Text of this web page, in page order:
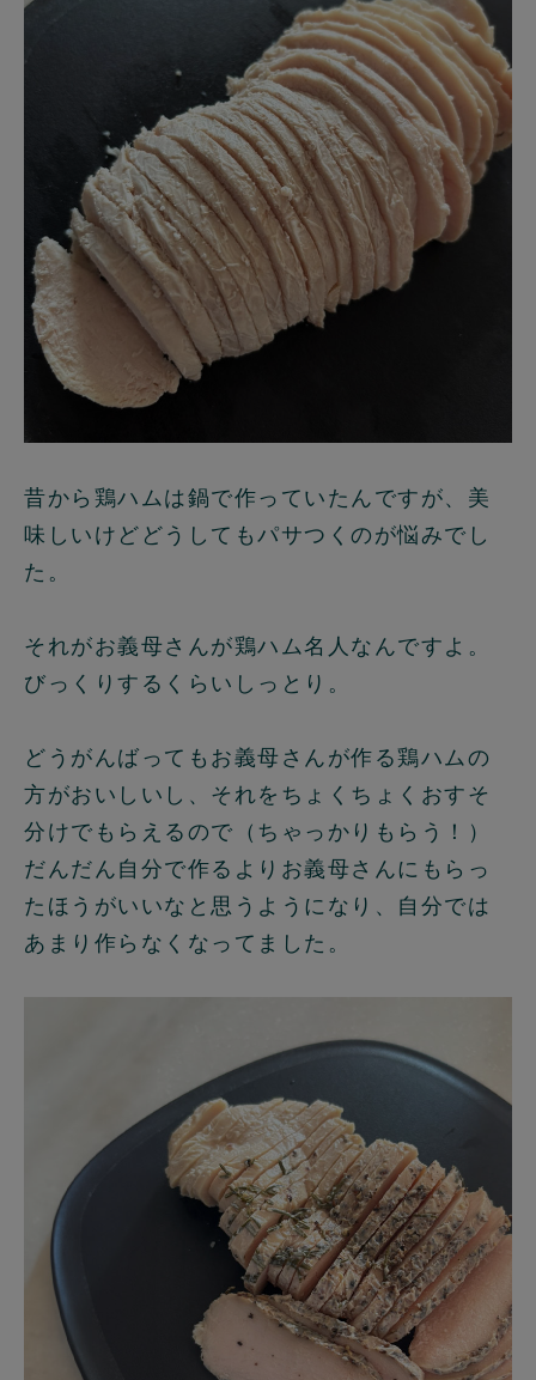
昔から鶏ハムは鍋で作っていたんですが、美
味しいけどどうしてもパサつくのが悩みでし
た。
それがお義母さんが鶏ハム名人なんですよ。
びっくりするくらいしっとり。
どうがんばってもお義母さんが作る鶏ハムの
方がおいしいし、それをちょくちょくおすそ
分けでもらえるので（ちゃっかりもらう！）
だんだん自分で作るよりお義母さんにもらっ
たほうがいいなと思うようになり、自分では
あまり作らなくなってました。